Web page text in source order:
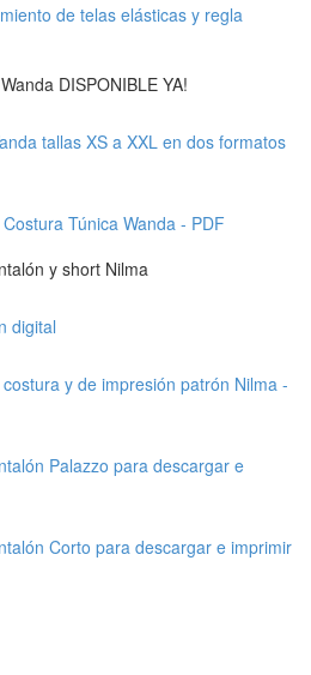
de telas elásticas y regla
DISPONIBLE YA!
tallas XS a XXL en dos formatos
Túnica Wanda - PDF
y short Nilma
digital
y de impresión patrón Nilma -
Palazzo para descargar e
Corto para descargar e imprimir